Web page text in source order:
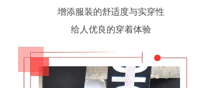
增添服装的舒适度与实穿性
给人优良的穿着体验